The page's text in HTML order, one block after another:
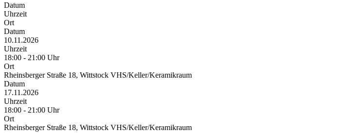
Datum
Uhrzeit
Ort
Datum
10.11.2026
Uhrzeit
18:00 - 21:00 Uhr
Ort
Rheinsberger Straße 18, Wittstock VHS/Keller/Keramikraum
Datum
17.11.2026
Uhrzeit
18:00 - 21:00 Uhr
Ort
Rheinsberger Straße 18, Wittstock VHS/Keller/Keramikraum